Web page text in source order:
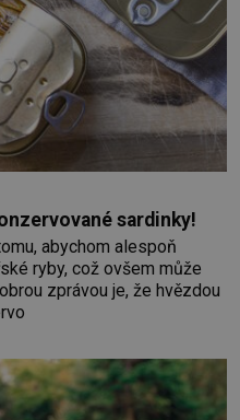
sardinky!
abychom alespoň
ryby, což ovšem může
zprávou je, že hvězdou